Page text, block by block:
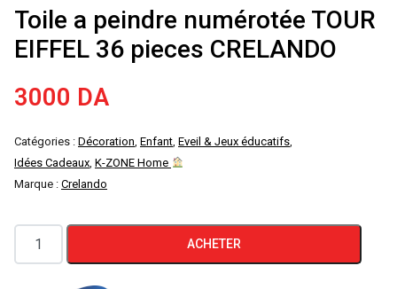
Toile a peindre numérotée TOUR
EIFFEL 36 pieces CRELANDO
3000 DA
Catégories : Décoration, Enfant, Eveil & Jeux éducatifs,
Idées Cadeaux, K-ZONE Home
Marque : Crelando
quantité
de
ACHETER